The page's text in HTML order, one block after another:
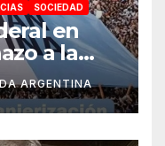
SOCIEDAD
en
a la
Tierras
«La
ARGENTINA